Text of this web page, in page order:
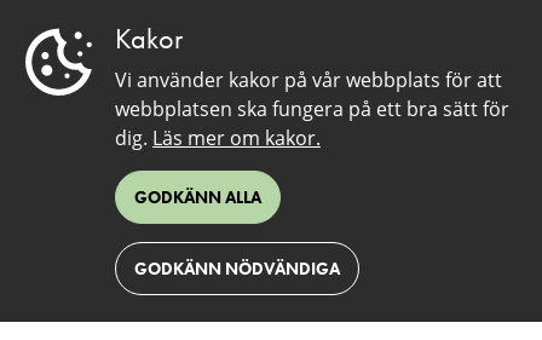
Kakor
Vi använder kakor på vår webbplats för att
webbplatsen ska fungera på ett bra sätt för
dig. Läs mer om kakor.
GODKÄNN ALLA
GODKÄNN NÖDVÄNDIGA